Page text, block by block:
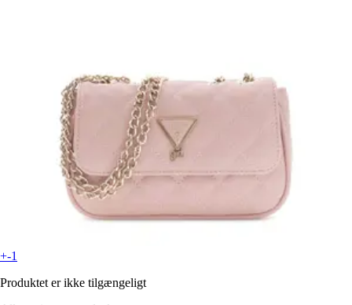
+-1
Produktet er ikke tilgængeligt